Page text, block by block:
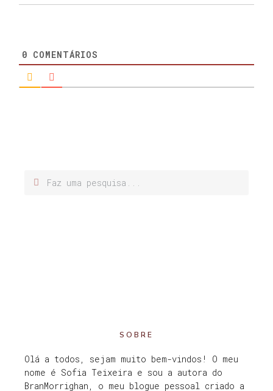
0 COMENTÁRIOS
SOBRE
Olá a todos, sejam muito bem-vindos! O meu
nome é Sofia Teixeira e sou a autora do
BranMorrighan, o meu blogue pessoal criado a